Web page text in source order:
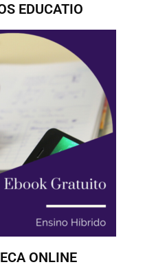
EDUCATIO
ONLINE